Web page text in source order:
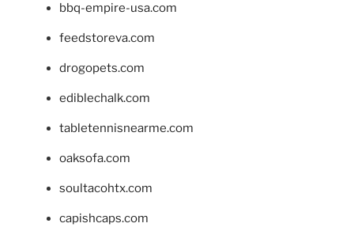
bbq-empire-usa.com
feedstoreva.com
drogopets.com
ediblechalk.com
tabletennisnearme.com
oaksofa.com
soultacohtx.com
capishcaps.com